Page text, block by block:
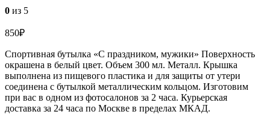
0 из 5
850₽
Спортивная бутылка «С праздником, мужики» Поверхность
окрашена в белый цвет. Объем 300 мл. Металл. Крышка
выполнена из пищевого пластика и для защиты от утери
соединена с бутылкой металлическим кольцом. Изготовим
при вас в одном из фотосалонов за 2 часа. Курьерская
доставка за 24 часа по Москве в пределах МКАД.